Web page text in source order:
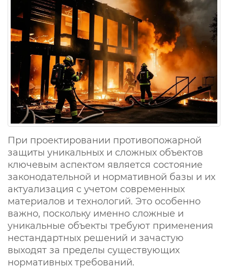
При проектировании противопожарной
защиты уникальных и сложных объектов
ключевым аспектом является состояние
законодательной и нормативной базы и их
актуализация с учетом современных
материалов и технологий. Это особенно
важно, поскольку именно сложные и
уникальные объекты требуют применения
нестандартных решений и зачастую
выходят за пределы существующих
нормативных требований.